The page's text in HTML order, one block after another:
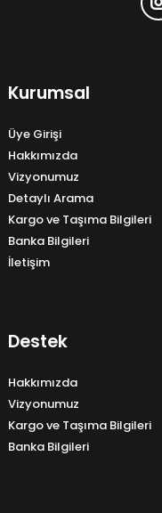
Kurumsal
Üye Girişi
Hakkımızda
Vizyonumuz
Detaylı Arama
Kargo ve Taşıma Bilgileri
Banka Bilgileri
İletişim
Destek
Hakkımızda
Vizyonumuz
Kargo ve Taşıma Bilgileri
Banka Bilgileri